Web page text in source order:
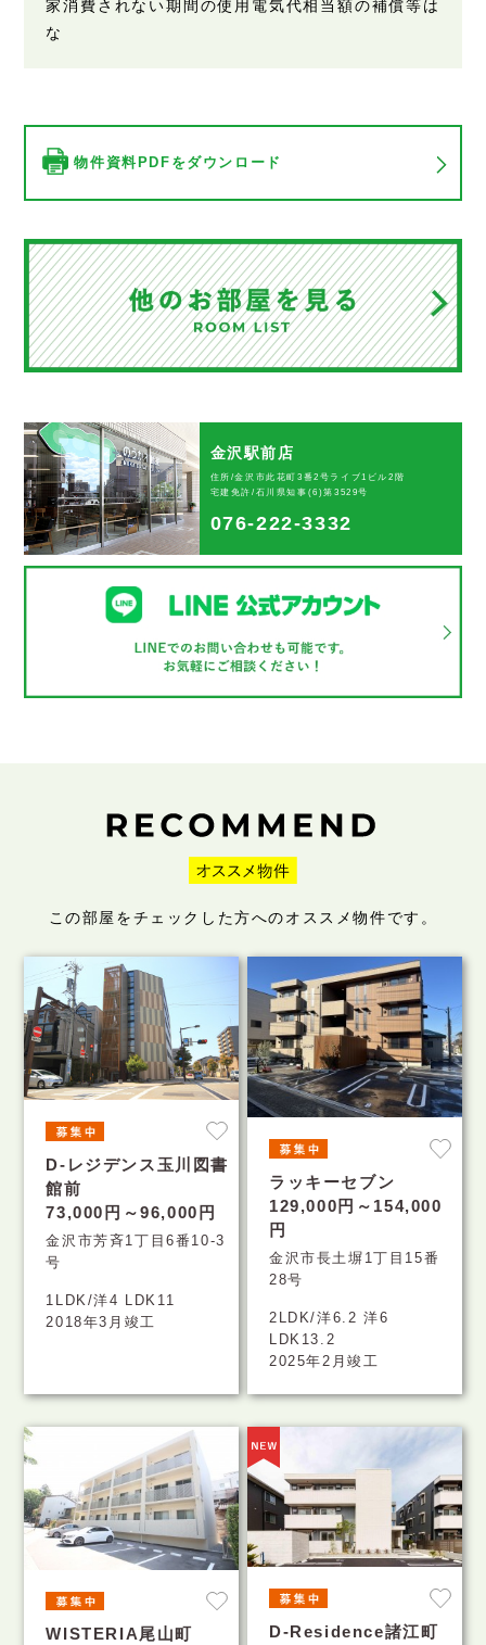
家消費されない期間の使用電気代相当額の補償等は
な
物件資料PDFをダウンロード
金沢駅前店
住所/金沢市此花町3番2号ライブ1ビル2階
宅建免許/石川県知事(6)第3529号
076-222-3332
この部屋をチェックした方へのオススメ物件です。
D-レジデンス玉川図書
館前
73,000円～96,000円
金沢市芳斉1丁目6番10-3
号
1LDK/洋4 LDK11
2018年3月竣工
ラッキーセブン
129,000円～154,000
円
金沢市長土塀1丁目15番
28号
2LDK/洋6.2 洋6
LDK13.2
2025年2月竣工
WISTERIA尾山町
D-Residence諸江町